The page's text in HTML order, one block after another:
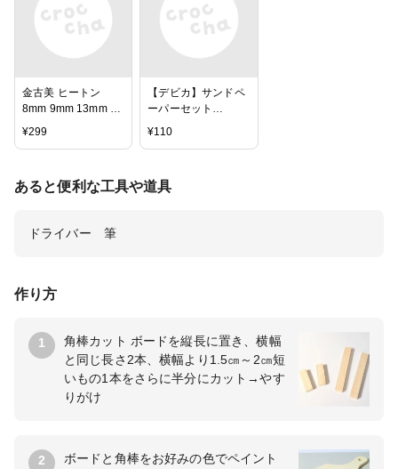
金古美 ヒートン
8mm 9mm 13mm 3
サイズセット アンテ
クセサリー パーツ
ング ネックレス ブ
トラップ 素材 材料
¥299
【デビカ】サンドペ
ーパーセット
034301【紙ヤス
【配送方法は選べま
¥110
作り方
1
角棒カット ボードを縦長に置き、横幅
と同じ長さ2本、横幅より1.5㎝～2㎝短
いもの1本をさらに半分にカット→やす
りがけ
2
ボードと角棒をお好みの色でペイント
あると便利な工具や道具
ドライバー 筆